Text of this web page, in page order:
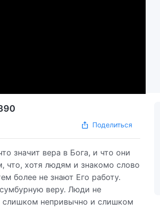
Поделиться
значит вера в Бога, и что они
что, хотя людям и знакомо слово
более не знают Его работу.
веру. Люди не
слишком непривычно и слишком